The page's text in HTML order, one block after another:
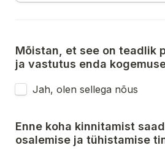
Mõistan, et see on teadlik
ja vastutus enda
Jah, olen sellega nõus
Enne koha kinnitamist
osalemise ja tühistamise